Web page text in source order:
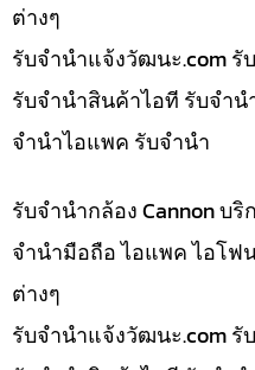
ต่างๆ
รับจํานําแจ้งวัฒนะ.com
รับจำนำสินค้าไอที รับจำ
จำนำไอแพค รับจำนำ
รับจำนำกล้อง Cannon บ
จำนำมือถือ ไอแพค ไอโฟ
ต่างๆ
รับจํานําแจ้งวัฒนะ.com รั